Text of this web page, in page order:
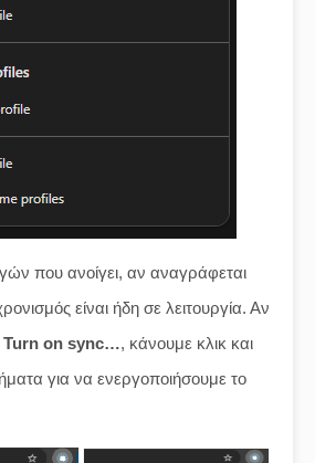
που ανοίγει, αν αναγράφεται
είναι ήδη σε λειτουργία. Αν
Turn on sync…, κάνουμε κλικ και
για να ενεργοποιήσουμε το